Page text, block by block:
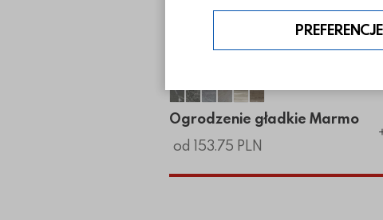
Ogrodzenie gładkie Marmo
Ogrodzenie gładkie Marmo
Ogrodzenie gładkie Marmo
Ogrodzenie gładkie
Ogrodzenie gładkie
Ogrodzenie
Ogrodzenie gładkie Marmo
od 153.75 PLN